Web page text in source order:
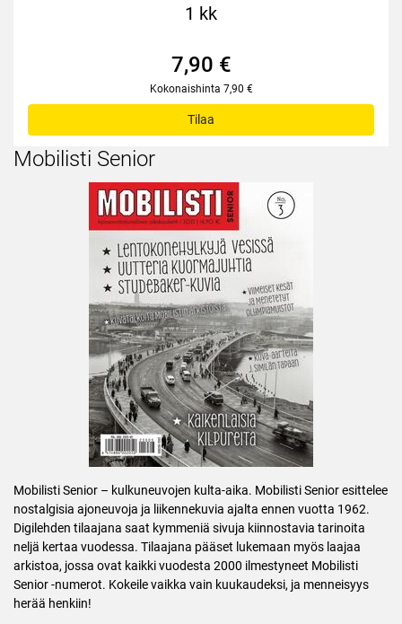
1 kk
7,90 €
Kokonaishinta 7,90 €
Tilaa
Mobilisti Senior
Mobilisti Senior – kulkuneuvojen kulta-aika. Mobilisti Senior esittelee
nostalgisia ajoneuvoja ja liikennekuvia ajalta ennen vuotta 1962.
Digilehden tilaajana saat kymmeniä sivuja kiinnostavia tarinoita
neljä kertaa vuodessa. Tilaajana pääset lukemaan myös laajaa
arkistoa, jossa ovat kaikki vuodesta 2000 ilmestyneet Mobilisti
Senior -numerot. Kokeile vaikka vain kuukaudeksi, ja menneisyys
herää henkiin!